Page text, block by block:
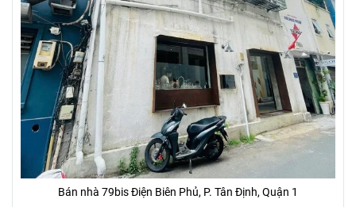
Bán nhà 79bis Điện Biên Phủ, P. Tân Định, Quận 1